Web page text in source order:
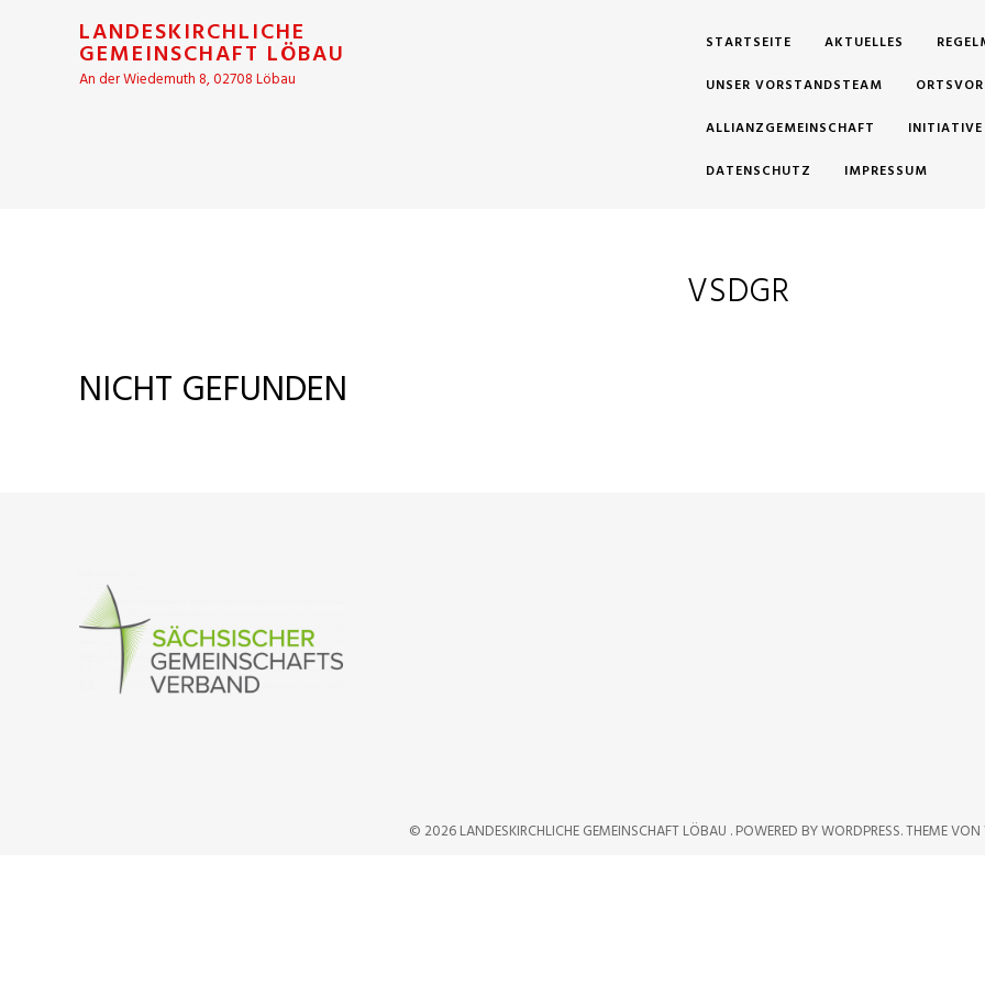
LANDESKIRCHLICHE
GEMEINSCHAFT LÖBAU
An der Wiedemuth 8, 02708 Löbau
STARTSEITE AKTUELLES
UNSER VORSTANDSTEAM
ALLIANZGEMEINSCHAFT
INITIATIVE
DATENSCHUTZ
IMPRESSUM
VSDGR
NICHT GEFUNDEN
© 2026 LANDESKIRCHLICHE GEMEINSCHAFT LÖBAU .POWERED BY WORDPRESS.THEME VON